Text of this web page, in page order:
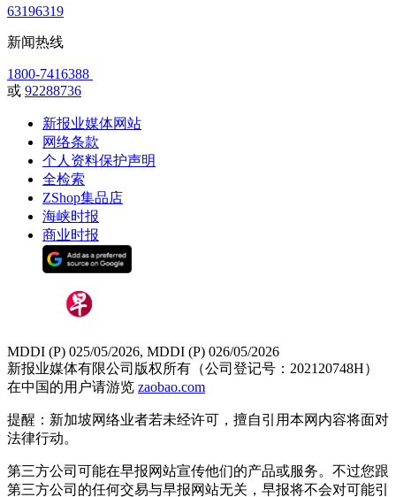
63196319
新闻热线
1800-7416388
或 92288736
新报业媒体网站
网络条款
个人资料保护声明
全检索
ZShop集品店
海峡时报
商业时报
MDDI (P) 025/05/2026, MDDI (P) 026/05/2026
新报业媒体有限公司版权所有（公司登记号：202120748H）
在中国的用户请游览 zaobao.com
提醒：新加坡网络业者若未经许可，擅自引用本网内容将面对
法律行动。
第三方公司可能在早报网站宣传他们的产品或服务。不过您跟
第三方公司的任何交易与早报网站无关，早报将不会对可能引